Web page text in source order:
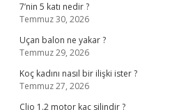
7’nin 5 katı nedir ?
Temmuz 30, 2026
Uçan balon ne yakar ?
Temmuz 29, 2026
Koç kadını nasıl bir ilişki ister ?
Temmuz 27, 2026
Clio 1.2 motor kaç silindir ?